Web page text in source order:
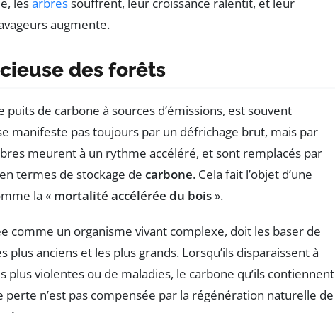
augmente.
des forêts
de carbone à sources d’émissions, est souvent
manifeste pas toujours par un défrichage brut, mais par
meurent à un rythme accéléré, et sont remplacés par
termes de stockage de carbone. Cela fait l’objet d’une
la « mortalité accélérée du bois».
comme un organisme vivant complexe, doit les baser de
plus anciens et les plus grands. Lorsqu’ils disparaissent à
plus violentes ou de maladies, le carbone qu’ils contiennent
perte n’est pas compensée par la régénération naturelle de